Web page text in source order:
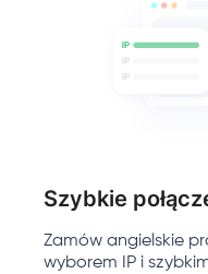
Szybkie
Zamów angielskie
wyborem IP i